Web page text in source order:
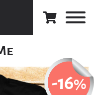
-16%